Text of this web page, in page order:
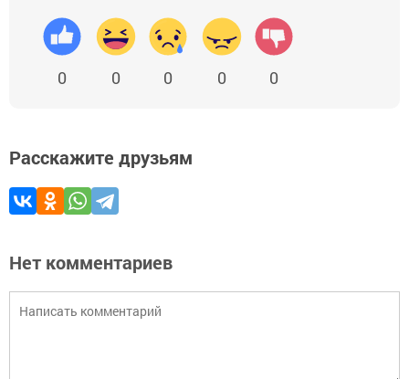
0 0 0 0 0
Расскажите друзьям
Нет комментариев